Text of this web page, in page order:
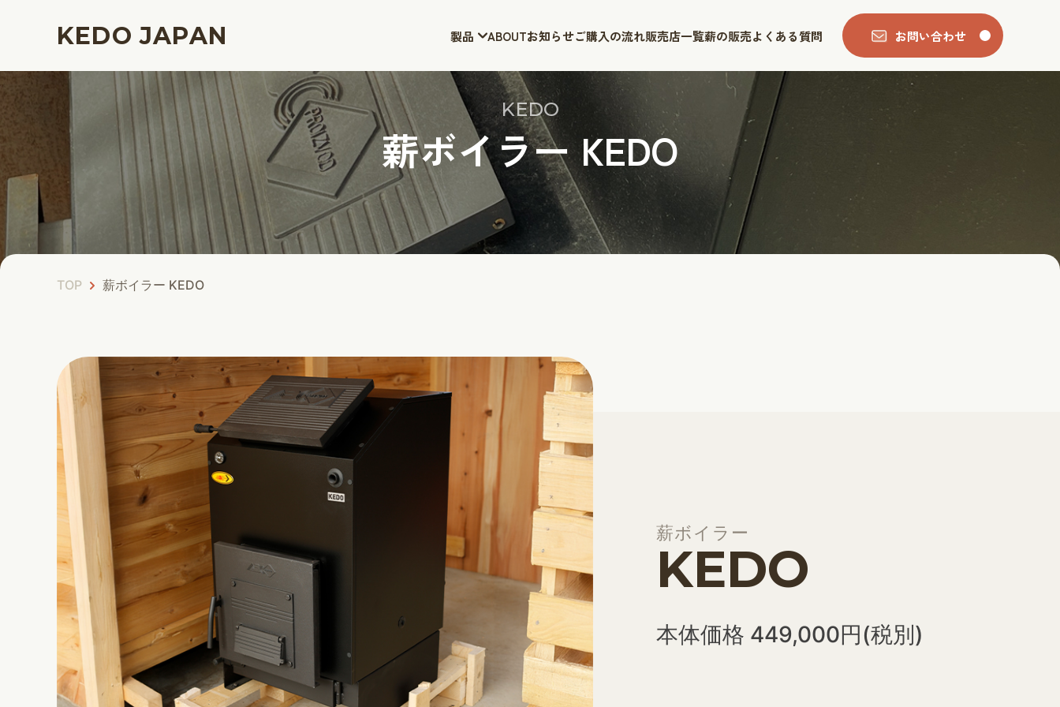
KEDO JAPAN 製品 ABOUTお知らせご購入の流れ販売店一覧薪の販売よくある質問 お問い合わせ
KEDO
薪ボイラー KEDO
TOP 薪ボイラー KEDO
薪ボイラー
KEDO
本体価格 449,000円(税別)